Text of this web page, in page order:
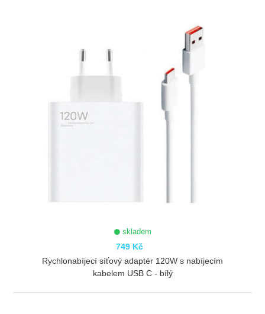
skladem
749 Kč
Rychlonabíjecí síťový adaptér 120W s nabíjecím
kabelem USB C - bílý